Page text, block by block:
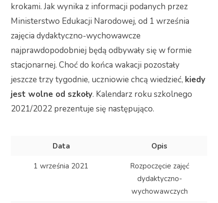
krokami. Jak wynika z informacji podanych przez
Ministerstwo Edukacji Narodowej, od 1 września
zajęcia dydaktyczno-wychowawcze
najprawdopodobniej będą odbywały się w formie
stacjonarnej. Choć do końca wakacji pozostały
jeszcze trzy tygodnie, uczniowie chcą wiedzieć, kiedy
jest wolne od szkoły. Kalendarz roku szkolnego
2021/2022 prezentuje się następująco.
Data Opis
1 września 2021
Rozpoczęcie zajęć
dydaktyczno-
wychowawczych